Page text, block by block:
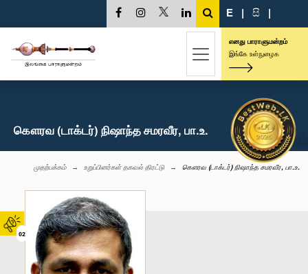
02
E | සි |
எனது பாராளுமன்றம்
இங்கே உள்நுழைக
கௌரவ (டாக்டர்) நிஷாந்த சமரவீர, பா.உ.
முதற்பக்கம் உறுப்பினர்கள் தகவல் திரட்டு கௌரவ (டாக்டர்) நிஷாந்த சமரவீர, பா.உ.